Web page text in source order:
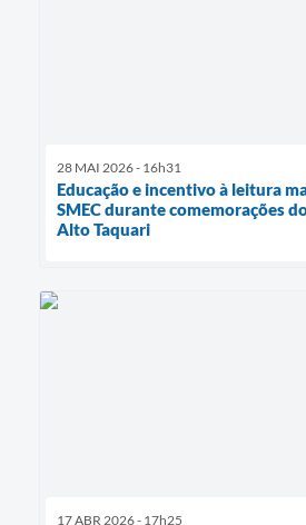
28 MAI 2026 - 16h31
Educação e incentivo à leitura
SMEC durante comemorações
Alto Taquari
17 ABR 2026 - 17h25